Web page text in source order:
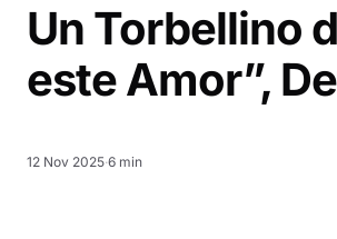
Un Torbellino
este Amor”,
12 Nov 2025·6 min